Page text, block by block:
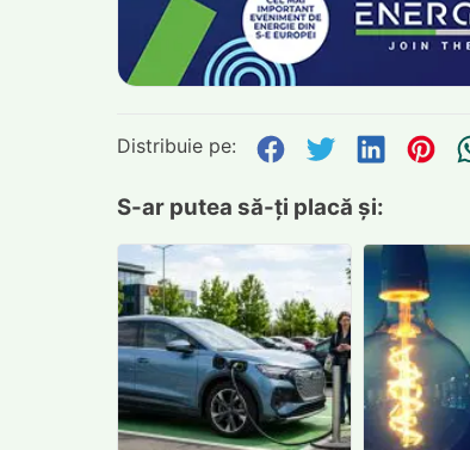
Distribuie pe: Distribuie pe
Distribuie
S-ar putea să-ți placă și: